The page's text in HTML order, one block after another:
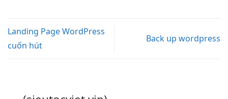
Landing Page WordPress
cuốn hút
Back up wordpress